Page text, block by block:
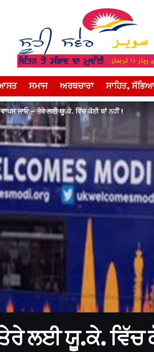
ਸਮਾਜ ਅਰਥਚਾਰਾ ਸਾਹਿਤ,
ਜਾਓ – ਤੇਰੇ ਲਈ ਯੂ.ਕੇ. ਵਿੱਚ ਕੋਈ ਥਾਂ ਨਹੀਂ !
ਲਈ ਯੂ.ਕੇ. ਵਿੱਚ